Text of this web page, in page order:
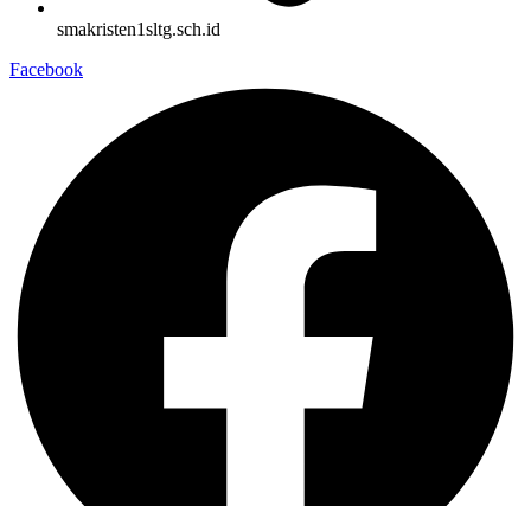
smakristen1sltg.sch.id
Facebook